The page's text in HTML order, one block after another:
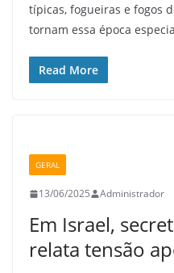
típicas, fogueiras e fogos
tornam essa época
Read More
GERAL
13/06/2025 Administrador
Em Israel,
relata tensão